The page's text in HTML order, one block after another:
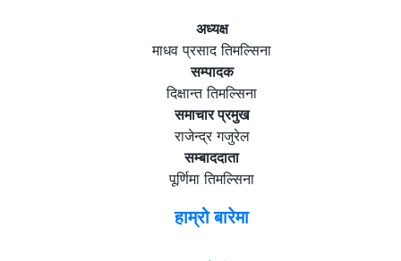
अध्यक्ष
माधव प्रसाद तिमल्सिना
सम्पादक
दिक्षान्त तिमल्सिना
समाचार प्रमुख
राजेन्द्र गजुरेल
सम्बाददाता
पूर्णिमा तिमल्सिना
हाम्रो बारेमा